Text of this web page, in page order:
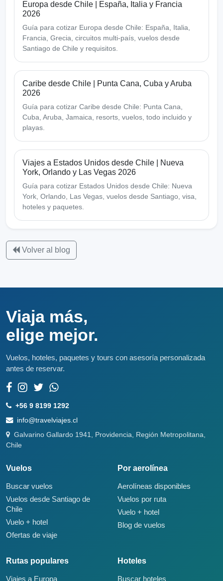
Europa desde Chile | España, Italia y Francia
2026
Guía para cotizar Europa desde Chile: España, Italia,
Francia, Grecia, circuitos multi-país, vuelos desde
Santiago de Chile y requisitos.
Caribe desde Chile | Punta Cana, Cuba y Aruba
2026
Guía para cotizar Caribe desde Chile: Punta Cana,
Cuba, Aruba, Jamaica, resorts, vuelos, todo incluido y
playas.
Viajes a Estados Unidos desde Chile | Nueva
York, Orlando y Las Vegas 2026
Guía para cotizar Estados Unidos desde Chile: Nueva
York, Orlando, Las Vegas, vuelos desde Santiago, visa,
hoteles y paquetes.
Volver al blog
Viaja más,
elige mejor.
Vuelos, hoteles, paquetes y tours con asesoría personalizada
antes de reservar.
+56 9 8199 1292
info@travelviajes.cl
Galvarino Gallardo 1941, Providencia, Región Metropolitana,
Chile
Vuelos
Buscar vuelos
Vuelos desde Santiago de
Chile
Vuelo + hotel
Ofertas de viaje
Por aerolínea
Aerolíneas disponibles
Vuelos por ruta
Vuelo + hotel
Blog de vuelos
Rutas populares
Viajes a Europa
Hoteles
Buscar hoteles